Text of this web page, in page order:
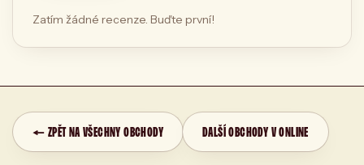
Zatím žádné recenze. Buďte první!
← ZPĚT NA VŠECHNY OBCHODY DALŠÍ OBCHODY V ONLINE